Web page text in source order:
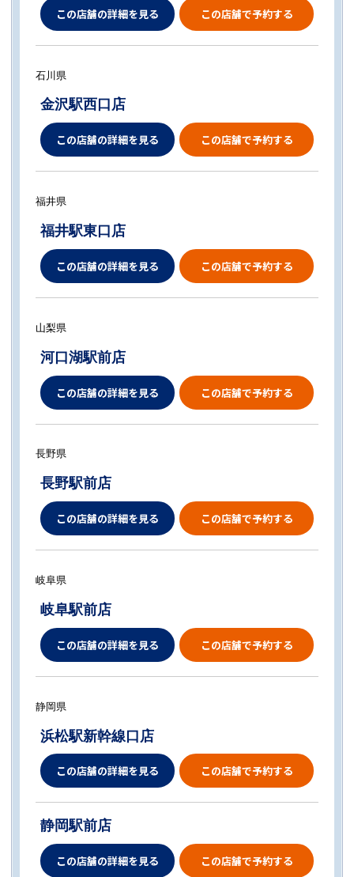
この店舗の詳細を見る この店舗で予約する
石川県
金沢駅西口店
この店舗の詳細を見る この店舗で予約する
福井県
福井駅東口店
この店舗の詳細を見る この店舗で予約する
山梨県
河口湖駅前店
この店舗の詳細を見る この店舗で予約する
長野県
長野駅前店
この店舗の詳細を見る この店舗で予約する
岐阜県
岐阜駅前店
この店舗の詳細を見る この店舗で予約する
静岡県
浜松駅新幹線口店
この店舗の詳細を見る この店舗で予約する
静岡駅前店
この店舗の詳細を見る この店舗で予約する